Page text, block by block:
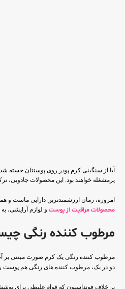
آیا از سنگینی کرم پودر روی پوستتان
پرمشغله خواهند بود. این محصولات
امروزه، زمان ارزشمندترین دارایی ماست و
محصولات مراقبت از پوست و لوازم آرایشی،
مرطوب کننده رنگی
مرطوب کننده رنگی یک کرم صورت مبتنی بر
دو در یک، مرطوب کننده های رنگی هم پوست